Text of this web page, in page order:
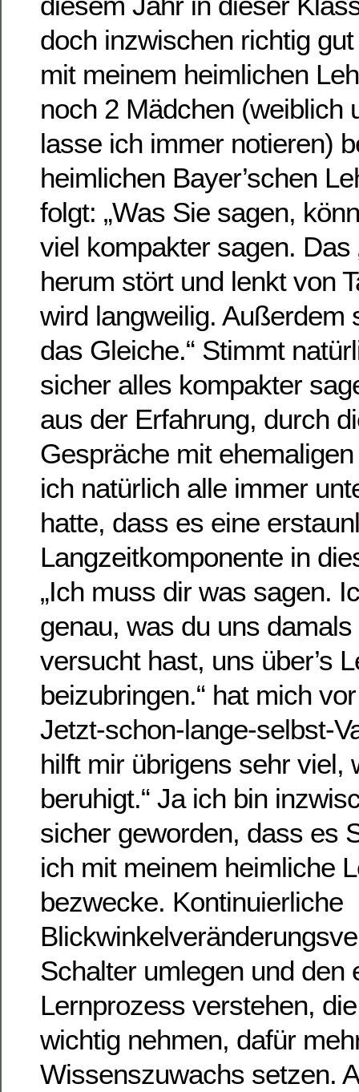
doch inzwischen richtig
mit meinem heimlichen
noch 2 Mädchen (weiblich
lasse ich immer notieren)
heimlichen Bayer’schen
folgt: „Was Sie sagen,
viel kompakter sagen. Das
herum stört und lenkt von
wird langweilig. Außerdem
das Gleiche.“ Stimmt
sicher alles kompakter
aus der Erfahrung, durch
Gespräche mit
ich natürlich alle immer
hatte, dass es eine
Langzeitkomponente in
„Ich muss dir was sagen.
genau, was du uns
versucht hast, uns über’s
beizubringen.“ hat mich
Jetzt-schon-lange-selbst-
hilft mir übrigens sehr viel,
beruhigt.“ Ja ich bin
sicher geworden, dass es
ich mit meinem heimliche
bezwecke. Kontinuierliche
Schalter umlegen und den
Lernprozess verstehen,
wichtig nehmen, dafür
Wissenszuwachs setzen.